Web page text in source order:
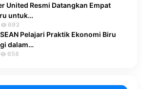
United Resmi Datangkan Empat
untuk…
693
Pelajari Praktik Ekonomi Biru
dalam…
658